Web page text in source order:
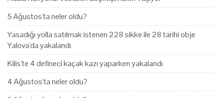
5 Ağustos'ta neler oldu?
Yasadığı yolla satılmak istenen 228 sikke ile 28 tarihi obje
Yalova'da yakalandı
Kilis'te 4 defineci kaçak kazı yaparken yakalandı
4 Ağustos'ta neler oldu?